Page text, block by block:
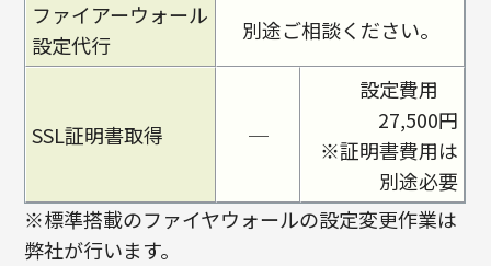
ファイアーウォール
設定代行
別途ご相談ください。
SSL証明書取得 ─
設定費用
27,500円
※証明書費用は
別途必要
※標準搭載のファイヤウォールの設定変更作業は
弊社が行います。